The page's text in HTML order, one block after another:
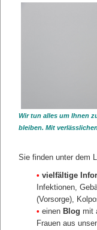
Wir tun alles um Ihnen
bleiben. Mit
Sie finden unter dem
• vielfältige
Infektionen,
(Vorsorge),
• einen Blog mit
Frauen aus